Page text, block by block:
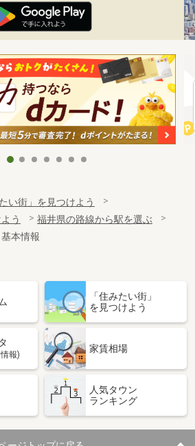
たい街」を見つけよう
う
福井県の路線から駅を選ぶ
本情報
「住みたい街」
を見つけよう
報)
家賃相場
人気タウン
ランキング